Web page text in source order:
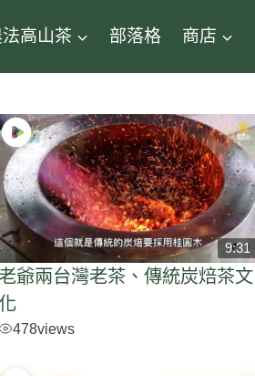
高山茶 部落格 商店
9:31
老爺兩台灣老茶、傳統炭焙茶文
478views